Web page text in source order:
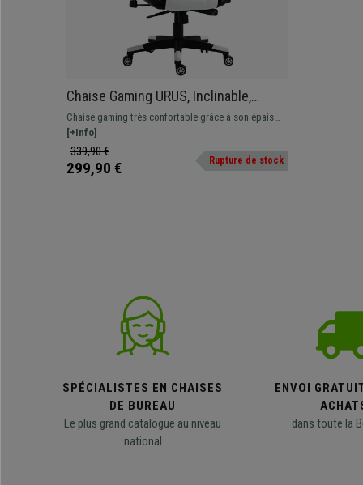
Chaise Gaming URUS, Inclinable,
Coussins Lombaires et Cervicales, En
Tissu et Cuir, Noir et Blanc
Chaise gaming très confortable grâce à son épais
rembourrage. Revêtement en tissu et cuir
synthétique. Dossier inclinable avec coussins
lombaires et cervicales
[+Info]
339,90 €
299,90 € Rupture de stock
SPÉCIALISTES EN CHAISES
DE BUREAU
Le plus grand catalogue au niveau
national
ENVOI
dans toute la